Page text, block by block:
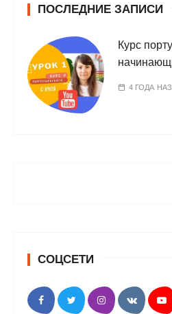
ПОСЛЕДНИЕ ЗАПИСИ
Курс
4 ГОДА
СОЦСЕТИ